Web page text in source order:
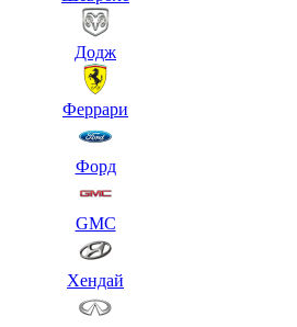
Додж
Феррари
Форд
GMC
Хендай